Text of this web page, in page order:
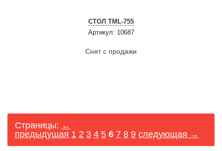
СТОЛ ТМL-755
Артикул: 10687
Снят с продажи
Страницы: ←
предыдущая 1 2 3 4 5 6 7 8 9 следующая →